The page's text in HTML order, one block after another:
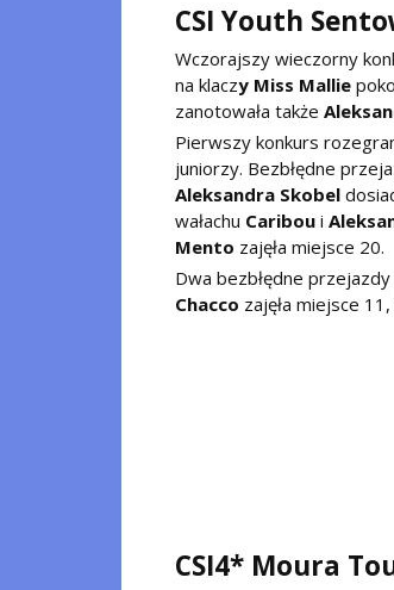
CSI Youth
Wczorajszy wieczorny
na klaczy Miss Mallie
zanotowała także
Pierwszy konkurs
juniorzy. Bezbłędne
Aleksandra Skobel
wałachu Caribou i
Mento zajęła miejsce 20.
Dwa bezbłędne
Chacco zajęła miejsce 11,
CSI4* Moura